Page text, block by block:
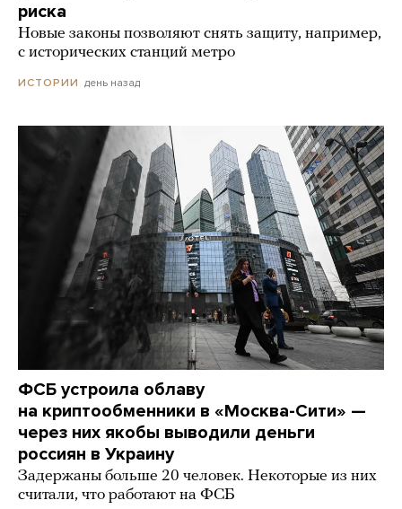
риска
Новые законы позволяют снять защиту, например,
с исторических станций метро
ИСТОРИИ день назад
ФСБ устроила облаву
на криптообменники в «Москва-Сити» —
через них якобы выводили деньги
россиян в Украину
Задержаны больше 20 человек. Некоторые из них
считали, что работают на ФСБ